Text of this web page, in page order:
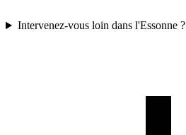
Intervenez-vous loin dans l'Essonne ?